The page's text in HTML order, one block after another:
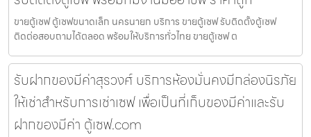
ขายตู้เซฟ ตู้เซฟขนาดเล็ก นครนายก บริการ ขายตู้เซฟ รับติดตั้งตู้เซฟ
ติดต่อสอบถามได้ตลอด พร้อมให้บริการทั่วไทย ขายตู้เซฟ ต
รับฝากของมีค่าสุรวงศ์ บริการห้องมั่นคงมีกล่องนิรภัย
ให้เช่าสำหรับการเช่าเซฟ เพื่อเป็นที่เก็บของมีค่าและรับ
ฝากของมีค่า ตู้เซฟ.com